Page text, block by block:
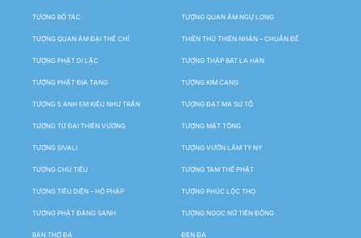
TƯỢNG BỒ TÁC TƯỢNG QUAN ÂM NGỰ LONG
TƯỢNG QUAN ÂM ĐẠI THẾ CHÍ THIÊN THỦ THIÊN NHÃN – CHUẨN ĐỀ
TƯỢNG PHẬT DI LẶC TƯỢNG THẬP BÁT LA HÁN
TƯỢNG PHẬT ĐỊA TẠNG TƯỢNG KIM CANG
TƯỢNG 5 ANH EM KIỀU NHƯ TRẦN TƯỢNG ĐẠT MA SƯ TỔ
TƯỢNG TỨ ĐẠI THIÊN VƯƠNG TƯỢNG MẬT TÔNG
TƯỢNG SIVALI TƯỢNG VƯỜN LÂM TỲ NY
TƯỢNG CHÚ TIỂU TƯỢNG TAM THẾ PHẬT
TƯỢNG TIÊU DIỆN – HỘ PHÁP TƯỢNG PHÚC LỘC THỌ
TƯỢNG PHẬT ĐẢNG SANH TƯỢNG NGỌC NỮ TIÊN ĐỒNG
BÀN THỜ ĐÁ ĐÈN ĐÁ